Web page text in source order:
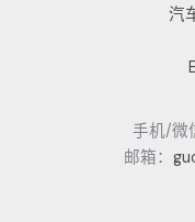
汽
手机/微
邮箱：